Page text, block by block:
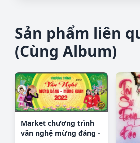
Sản phẩm liên
(Cùng Album)
Market chương trình
văn nghệ mừng đảng -